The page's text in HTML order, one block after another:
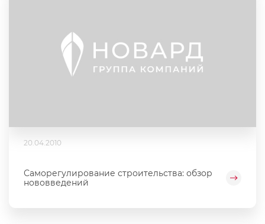
20.04.2010
Саморегулирование строительства: обзор
нововведений